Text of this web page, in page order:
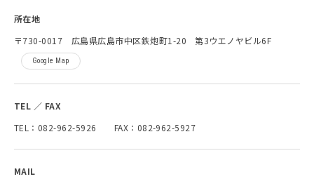
所在地
〒730-0017 広島県広島市中区鉄炮町1-20 第3ウエノヤビル6F
Google Map
TEL ／ FAX
TEL：082-962-5926 FAX：082-962-5927
MAIL